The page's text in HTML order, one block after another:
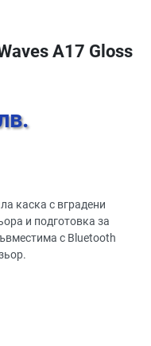
A17 Gloss
каска с вградени
и подготовка за
с Bluetooth